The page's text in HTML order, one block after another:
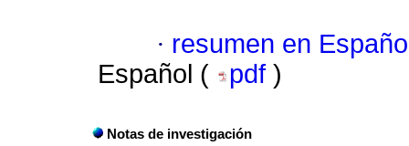
· resumen en
Español (
pdf )
Notas de investigación